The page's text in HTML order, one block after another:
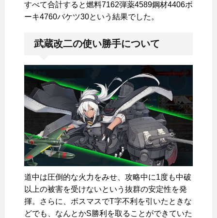
すべて合計すると燃料7162弾薬4589鋼材4406ボ
ーキ4760バケツ30という結果でした。
武蔵改二の使い勝手について
道中は圧倒的な火力をみせ、攻略中に1度も中破
以上の被害を受けないという抜群の安定性を発
揮。さらに、ボスマスでT字不利を引いたときな
どでも、なんとかS勝利を取ることができていた